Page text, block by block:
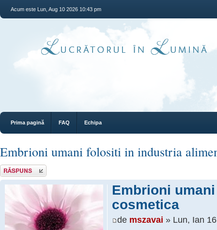
Acum este Lun, Aug 10 2026 10:43 pm
Prima pagină FAQ Echipa
Embrioni umani folositi in industria
Răspunde
Embrioni
cosmetica
de mszavai » Lun, Ian